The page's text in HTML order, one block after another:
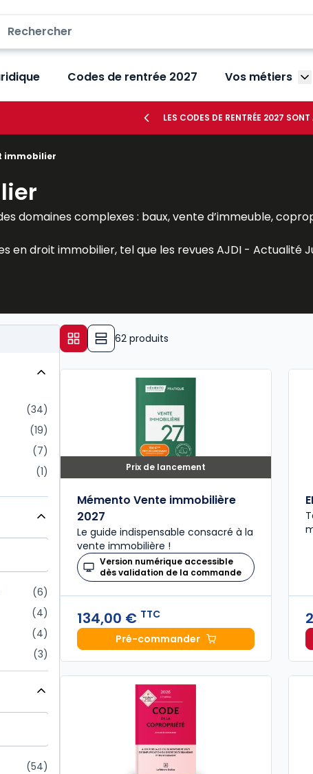
Codes de rentrée 2027 Vos métiers
LES CODES DE RENTRÉE 2027 SONT
immobilier
domaines complexes : baux, vente d’immeuble,
en droit immobilier, tel que les revues AJDI - Actualité
34
19
7
1
6
4
4
3
3
3
2
54
62 produits
Prix de lancement
Mémento Vente immobilière
2027
Le guide indispensable consacré à la
vente immobilière !
Version numérique accessible
dès validation de la commande
134,00 € TTC
Pré-commanderMémento Vente immobilière